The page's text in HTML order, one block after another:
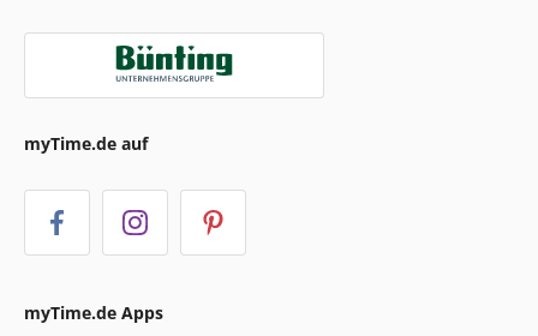
myTime.de auf
myTime.de Apps